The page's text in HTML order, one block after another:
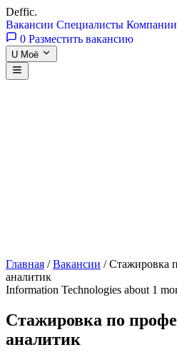
Deffic.
Вакансии Специалисты Компании
0 Разместить вакансию
U Моё
Главная / Вакансии / Стажировка
аналитик
Information Technologies about 1
Стажировка по
аналитик